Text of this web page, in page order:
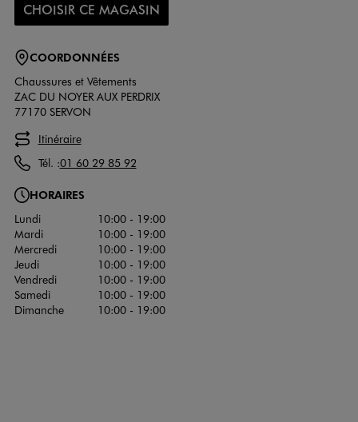
CHOISIR CE MAGASIN
COORDONNÉES
Chaussures et Vêtements
ZAC DU NOYER AUX PERDRIX
77170 SERVON
Itinéraire
Tél. :01 60 29 85 92
HORAIRES
Lundi
10:00 - 19:00
Mardi
10:00 - 19:00
Mercredi
10:00 - 19:00
Jeudi
10:00 - 19:00
Vendredi
10:00 - 19:00
Samedi
10:00 - 19:00
Dimanche
10:00 - 19:00